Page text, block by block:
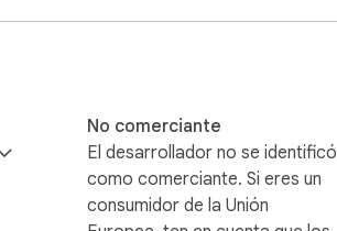
No comerciante
El desarrollador no se identificó
como comerciante. Si eres un
consumidor de la Unión